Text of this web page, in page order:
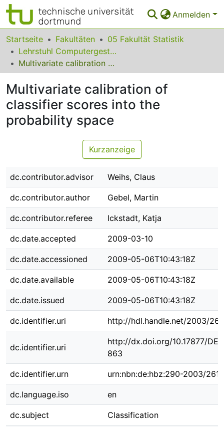
Anmelden
Bereiche & Sammlungen
Das gesamte Repositorium
FAQ
Leitlinien
Zurück zur Startseite
Startseite Fakultäten
05 Fakultät Statistik
Lehrstuhl Computergestützte Statistik
Multivariate calibration of classifier scores into the probability space
Multivariate calibration of
classifier scores into the
probability space
Kurzanzeige
dc.contributor.advisor Weihs, Claus
dc.contributor.author Gebel, Martin
dc.contributor.referee Ickstadt, Katja
dc.date.accepted 2009-03-10
dc.date.accessioned 2009-05-06T10:43:18Z
dc.date.available 2009-05-06T10:43:18Z
dc.date.issued 2009-05-06T10:43:18Z
dc.identifier.uri http://hdl.handle.net/2003/
dc.identifier.uri
http://dx.doi.org/10.17877/
863
dc.identifier.urn urn:nbn:de:hbz:290-2003/
dc.language.iso en
dc.subject Classification